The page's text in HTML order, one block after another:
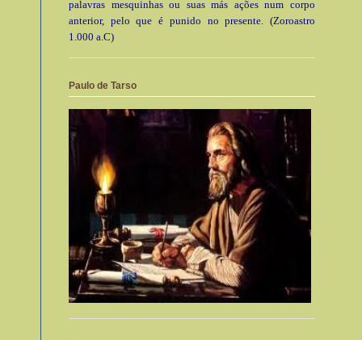
palavras mesquinhas ou suas más ações num corpo
anterior, pelo que é punido no presente. (Zoroastro
1.000 a.C)
Paulo de Tarso